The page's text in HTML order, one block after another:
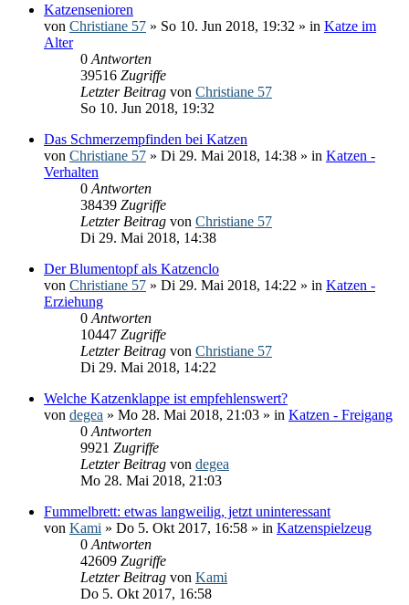
Katzensenioren
von Christiane 57 » So 10. Jun 2018, 19:32 » in Katze im
Alter
0 Antworten
39516 Zugriffe
Letzter Beitrag von Christiane 57
So 10. Jun 2018, 19:32
Das Schmerzempfinden bei Katzen
von Christiane 57 » Di 29. Mai 2018, 14:38 » in Katzen -
Verhalten
0 Antworten
38439 Zugriffe
Letzter Beitrag von Christiane 57
Di 29. Mai 2018, 14:38
Der Blumentopf als Katzenclo
von Christiane 57 » Di 29. Mai 2018, 14:22 » in Katzen -
Erziehung
0 Antworten
10447 Zugriffe
Letzter Beitrag von Christiane 57
Di 29. Mai 2018, 14:22
Welche Katzenklappe ist empfehlenswert?
von degea » Mo 28. Mai 2018, 21:03 » in Katzen - Freigang
0 Antworten
9921 Zugriffe
Letzter Beitrag von degea
Mo 28. Mai 2018, 21:03
Fummelbrett: etwas langweilig, jetzt uninteressant
von Kami » Do 5. Okt 2017, 16:58 » in Katzenspielzeug
0 Antworten
42609 Zugriffe
Letzter Beitrag von Kami
Do 5. Okt 2017, 16:58